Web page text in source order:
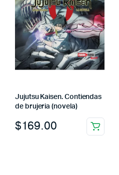
Jujutsu Kaisen. Contiendas
de brujeria (novela)
$169.00